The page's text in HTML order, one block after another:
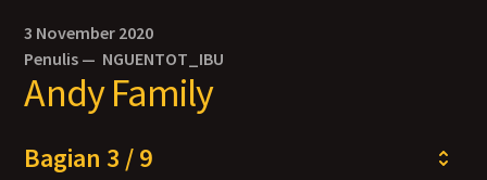
3 November 2020
Penulis — NGUENTOT_IBU
Andy Family
Bagian 3 / 9